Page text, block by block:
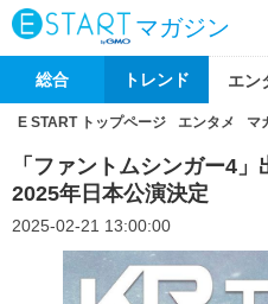
マガジン
総合 トレンド エン
E START トップページ エンタメ マ
「ファントムシンガー4
2025年日本公演決定
2025-02-21 13:00:00